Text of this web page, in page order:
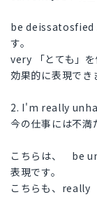
be deissatosfied
す。
very 「とても」
効果的に表現でき
2. I'm really
今の仕事には不満
こちらは、 be
表現です。
こちらも、really